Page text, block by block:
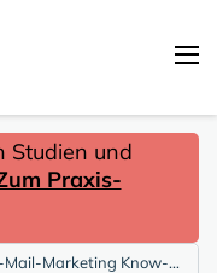
Studien und
Praxis-
Fundiertes E-Mail-Marketing Know-how für Ihre Inbox